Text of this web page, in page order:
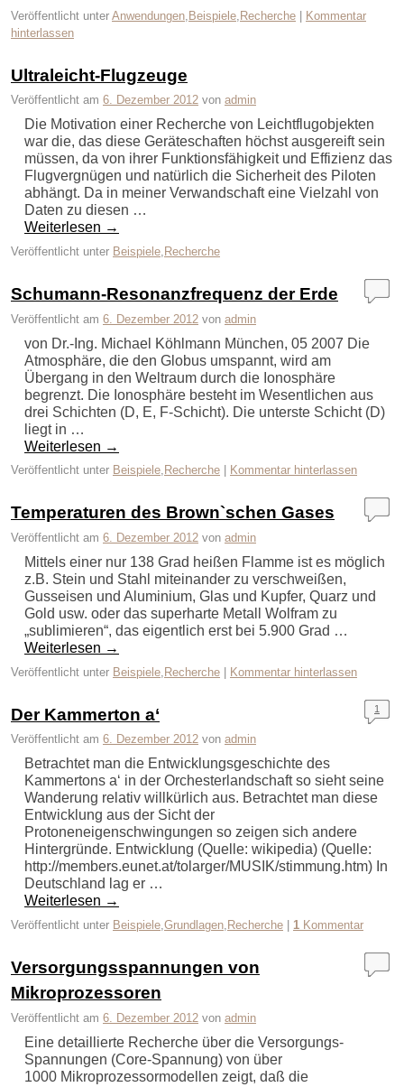
Veröffentlicht unter Anwendungen Beispiele Recherche | Kommentar
hinterlassen
Ultraleicht-Flugzeuge
Veröffentlicht am 6. Dezember 2012 von admin
Die Motivation einer Recherche von Leichtflugobjekten
war die, das diese Geräteschaften höchst ausgereift sein
müssen, da von ihrer Funktionsfähigkeit und Effizienz das
Flugvergnügen und natürlich die Sicherheit des Piloten
abhängt. Da in meiner Verwandschaft eine Vielzahl von
Daten zu diesen …
Weiterlesen →
Veröffentlicht unter Beispiele, Recherche
Schumann-Resonanzfrequenz der Erde
Veröffentlicht am 6. Dezember 2012 von admin
von Dr.-Ing. Michael Köhlmann München, 05 2007 Die
Atmosphäre, die den Globus umspannt, wird am
Übergang in den Weltraum durch die Ionosphäre
begrenzt. Die Ionosphäre besteht im Wesentlichen aus
drei Schichten (D, E, F-Schicht). Die unterste Schicht (D)
liegt in …
Weiterlesen →
Veröffentlicht unter Beispiele, Recherche Kommentar hinterlassen
Temperaturen des Brown`schen Gases
Veröffentlicht am 6. Dezember 2012 von admin
Mittels einer nur 138 Grad heißen Flamme ist es möglich
z.B. Stein und Stahl miteinander zu verschweißen,
Gusseisen und Aluminium, Glas und Kupfer, Quarz und
Gold usw. oder das superharte Metall Wolfram zu
„sublimieren“, das eigentlich erst bei 5.900 Grad …
Weiterlesen →
Veröffentlicht unter Beispiele Recherche Kommentar hinterlassen
Der Kammerton a‘
Veröffentlicht am 6. Dezember 2012 von admin
1
Betrachtet man die Entwicklungsgeschichte des
Kammertons a‘ in der Orchesterlandschaft so sieht seine
Wanderung relativ willkürlich aus. Betrachtet man diese
Entwicklung aus der Sicht der
Protoneneigenschwingungen so zeigen sich andere
Hintergründe. Entwicklung (Quelle: wikipedia) (Quelle:
http://members.eunet.at/tolarger/MUSIK/stimmung.htm) In
Deutschland lag er …
Weiterlesen →
Veröffentlicht unter Beispiele,Grundlagen, Recherche 1 Kommentar
Versorgungsspannungen von
Mikroprozessoren
Veröffentlicht am 6. Dezember 2012 von admin
Eine detaillierte Recherche über die Versorgungs-
Spannungen (Core-Spannung) von über
1000 Mikroprozessormodellen zeigt, daß die